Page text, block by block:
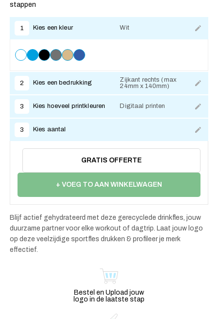
stappen
1 Kies een kleur Wit
2 Kies een bedrukking
Zijkant rechts (max
24mm x 140mm)
3 Kies hoeveel printkleuren Digitaal printen
3 Kies aantal
GRATIS OFFERTE
+ VOEG TO AAN WINKELWAGEN
Blijf actief gehydrateerd met deze gerecyclede drinkfles, jouw
duurzame partner voor elke workout of dagtrip. Laat jouw logo
op deze veelzijdige sportfles drukken & profileer je merk
effectief.
Bestel en Upload jouw
logo in de laatste stap